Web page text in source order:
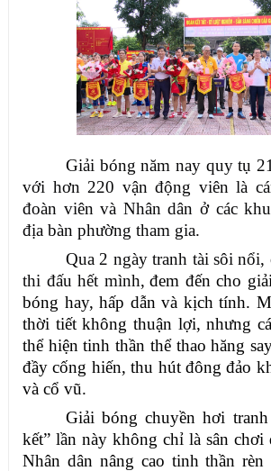
Giải bóng năm nay quy tụ
với hơn 220 vận động viên là
đoàn viên và Nhân dân ở các
địa bàn phường tham gia.
Qua 2 ngày tranh tài sôi nổi,
thi đấu hết mình, đem đến cho
bóng hay, hấp dẫn và kịch tính.
thời tiết không thuận lợi, nhưng
thể hiện tinh thần thể thao hăng
đầy cống hiến, thu hút đông đảo
và cổ vũ.
Giải bóng chuyền hơi
kết” lần này không chỉ là sân chơi
Nhân dân nâng cao tinh thần rèn